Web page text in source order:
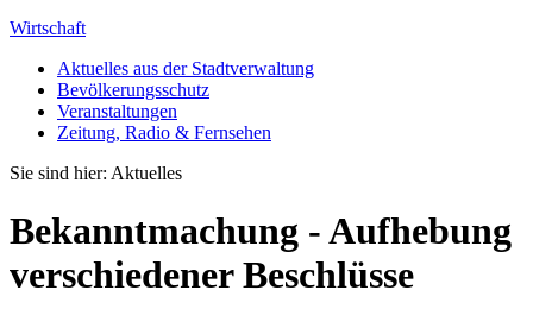
Wirtschaft
Aktuelles aus der Stadtverwaltung
Bevölkerungsschutz
Veranstaltungen
Zeitung, Radio & Fernsehen
Sie sind hier: Aktuelles
Bekanntmachung - Aufhebung
verschiedener Beschlüsse